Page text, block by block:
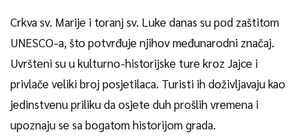
Crkva sv. Marije i toranj sv. Luke danas su pod zaštitom
UNESCO-a, što potvrđuje njihov međunarodni značaj.
Uvršteni su u kulturno-historijske ture kroz Jajce i
privlače veliki broj posjetilaca. Turisti ih doživljavaju kao
jedinstvenu priliku da osjete duh prošlih vremena i
upoznaju se sa bogatom historijom grada.